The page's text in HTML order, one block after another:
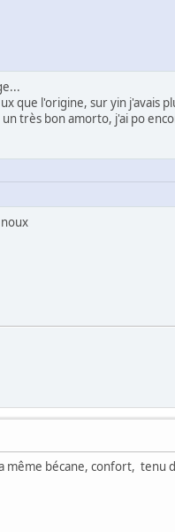
que l'origine, sur yin j'avais
très bon amorto, j'ai po
même bécane, confort, tenu